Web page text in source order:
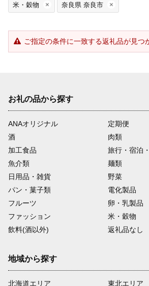
米・穀物 奈良県 奈良市
ご指定の条件に一致する返礼品が見つ
お礼の品から探す
ANAオリジナル
定期便
酒
肉類
加工食品
旅行・宿泊
魚介類
麺類
日用品・雑貨
野菜
パン・菓子類
電化製品
フルーツ
卵・乳製品
ファッション
米・穀物
飲料(酒以外)
返礼品なし
地域から探す
北海道エリア
東北エリア